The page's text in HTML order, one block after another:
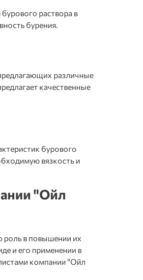
раствора в
бурения.
различные
качественные
бурового
вязкость и
"Ойл
роль в повышении их
и его применении в
компании "Ойл